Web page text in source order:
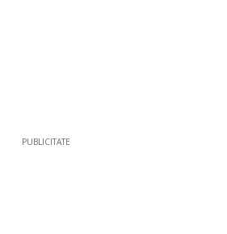
PUBLICITATE